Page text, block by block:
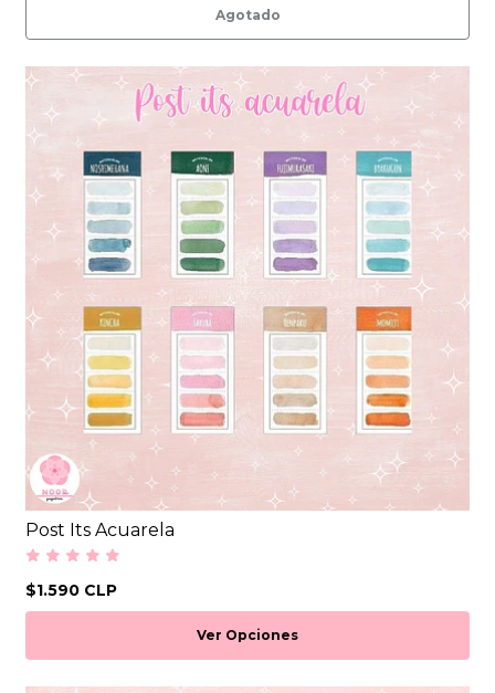
Agotado
Post Its Acuarela
$1.590 CLP
Ver Opciones